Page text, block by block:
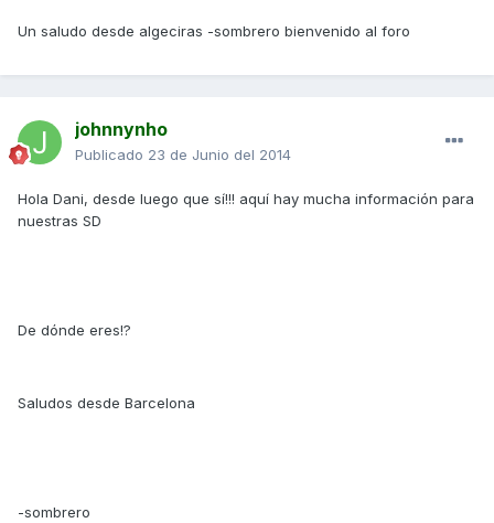
Un saludo desde algeciras -sombrero bienvenido al foro
johnnynho
Publicado 23 de Junio del 2014
Hola Dani, desde luego que sí!!! aquí hay mucha información para
nuestras SD
De dónde eres!?
Saludos desde Barcelona
-sombrero